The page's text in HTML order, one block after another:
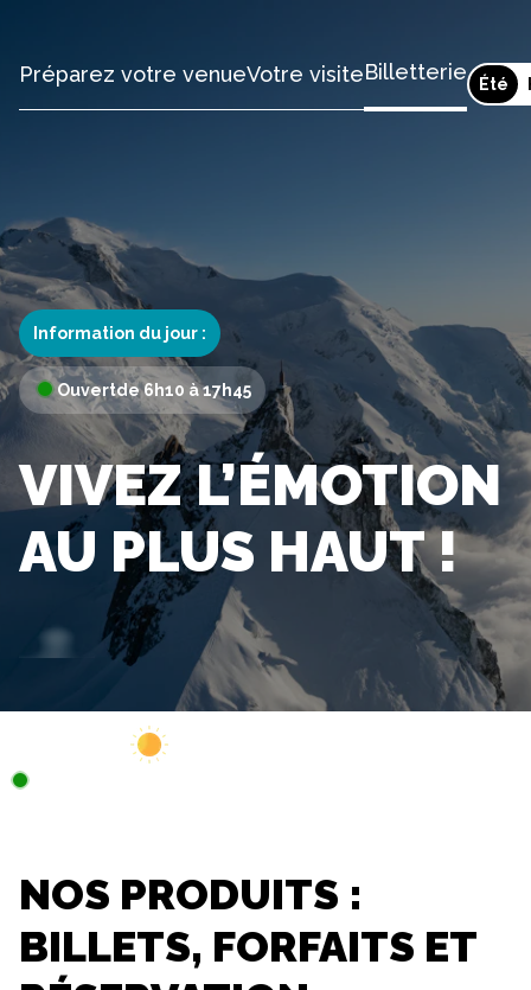
Préparez votre venueVotre visiteBilletterie Été
Information du jour :
Ouvertde 6h10 à 17h45
VIVEZ L’ÉMOTION
AU PLUS HAUT !
NOS PRODUITS :
BILLETS, FORFAITS ET